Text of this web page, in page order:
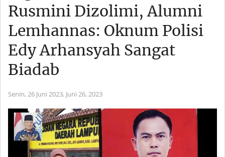
Rusmini Dizolimi, Alumni
Lemhannas: Oknum Polisi
Edy Arhansyah Sangat
Biadab
Senin, 26 Juni 2023, Juni 26, 2023